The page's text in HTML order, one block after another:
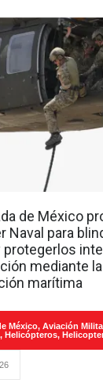
de México
Naval para
protegerlos
mediante la
marítima
México, Aviación
, Helicópteros,